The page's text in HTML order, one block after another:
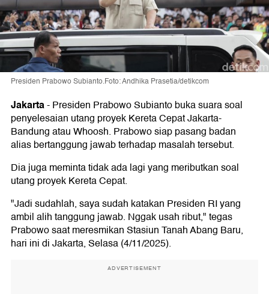
Presiden Prabowo Subianto.Foto: Andhika Prasetia/detikcom
Jakarta-Presiden Prabowo Subianto buka suara soal
penyelesaian utang proyek Kereta Cepat Jakarta-
Bandung atau Whoosh. Prabowo siap pasang badan
alias bertanggung jawab terhadap masalah tersebut.
Dia juga meminta tidak ada lagi yang meributkan soal
utang proyek Kereta Cepat.
"Jadi sudahlah, saya sudah katakan Presiden RI yang
ambil alih tanggung jawab. Nggak usah ribut," tegas
Prabowo saat meresmikan Stasiun Tanah Abang Baru,
hari ini di Jakarta, Selasa (4/11/2025).
ADVERTISEMENT